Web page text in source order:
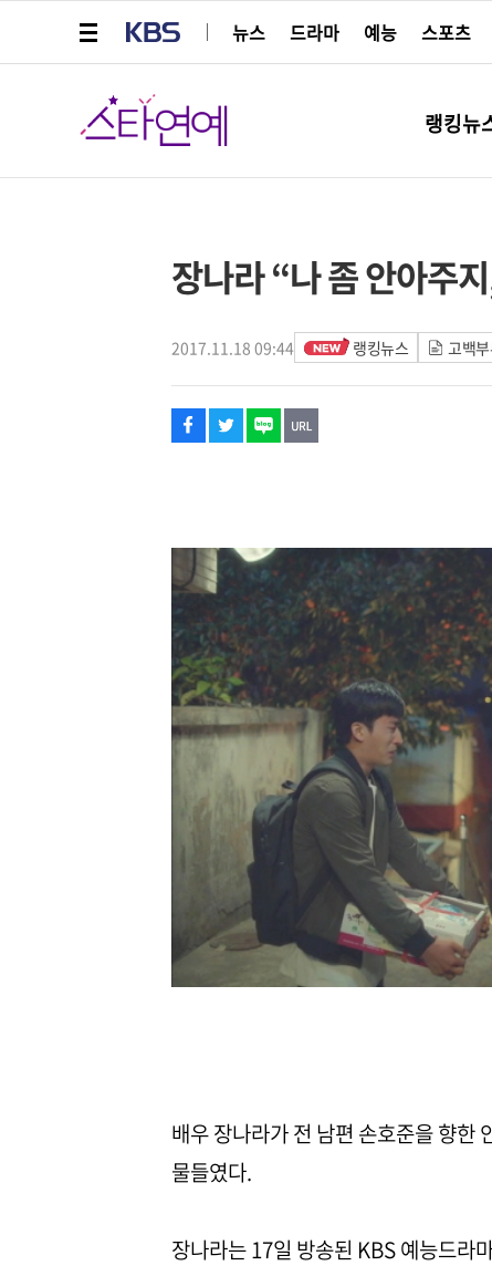
뉴스
드라마 예능 스포츠
스타연예
랭킹뉴
장나라 “나 좀 안아주
2017.11.18 09:44 랭킹뉴스 고백
페이스북
트위터
네이버
URL복사
글씨 작게보기
글씨 크게보기
배우 장나라가 전 남편 손호준을 향한
물들였다.
장나라는 17일 방송된 KBS 예능드라